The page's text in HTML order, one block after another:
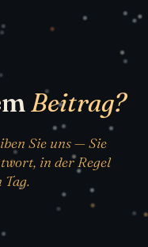
Beitrag?
Sie uns — Sie
in der Regel
Tag.